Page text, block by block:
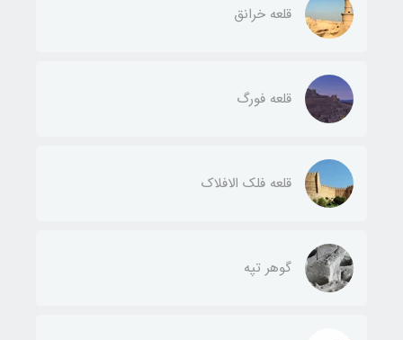
قلعه خرانق
قلعه فورگ
قلعه فلک الافلاک
گوهر تپه